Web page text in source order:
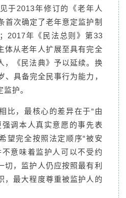
于2013年修订的《老年人
首次确定了老年意定监护制
2017年《民法总则》第33
体从老年人扩展至具有完全
，《民法典》予以延续。换
、具备完全民事行为能力，
护。
比，最核心的差异在于“由
调本人真实意愿的事先表
望完全按照法定顺序“被安
意味着监护人可以不受约
切，监护人仍应按照最有利
，最大程度尊重被监护人的